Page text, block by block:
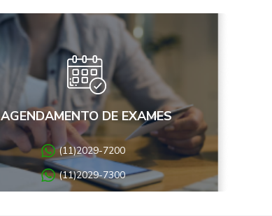
AGENDAMENTO DE EXAMES
(11)2029-7200
(11)2029-7300